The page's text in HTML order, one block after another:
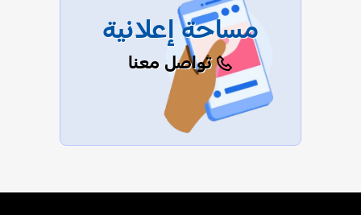
مساحة إعلانية
تواصل معنا